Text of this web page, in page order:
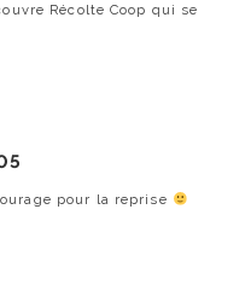
Récolte Coop qui se
pour la reprise